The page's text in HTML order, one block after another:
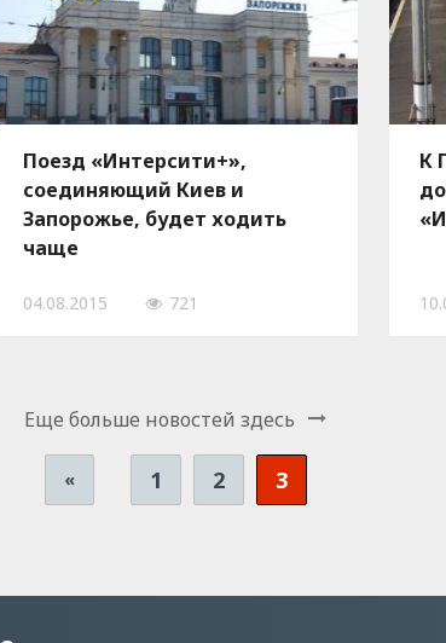
Поезд «Интерсити+»,
соединяющий Киев и
Запорожье, будет ходить
чаще
04.08.2015 721
К
Еще больше новостей здесь
« 1 2 3